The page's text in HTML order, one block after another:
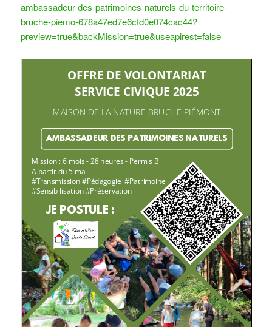
ambassadeur-des-patrimoines-naturels-du-territoire-
bruche-piemo-678a47ed7e6cfd0e074cac44?
preview=true&backMission=true&useapirest=false